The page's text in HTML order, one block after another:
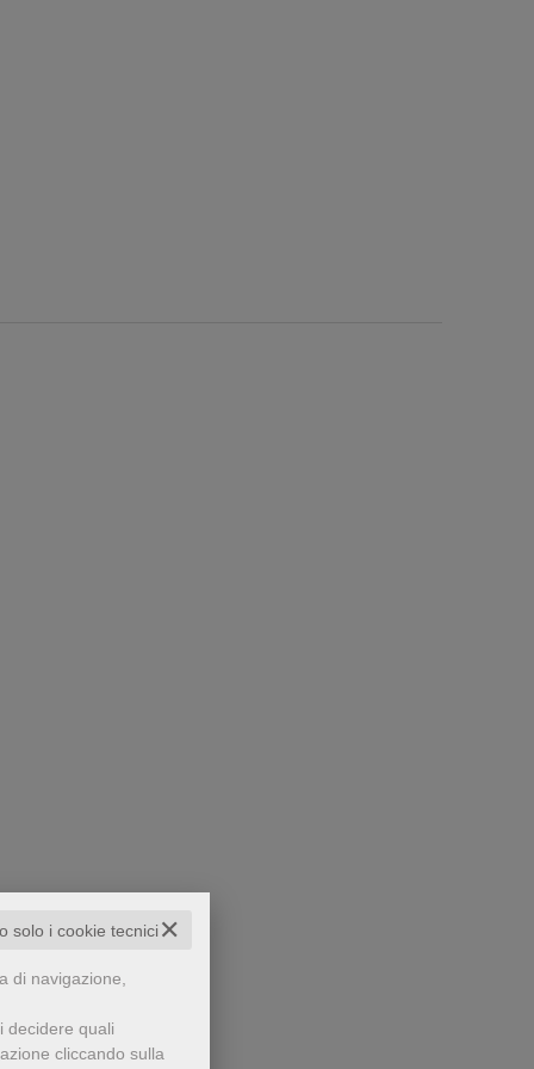
✕
solo i cookie tecnici
di navigazione,
decidere quali
cliccando sulla